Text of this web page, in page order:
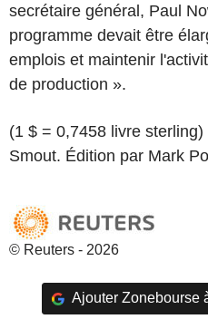
secrétaire général, Paul
programme devait être
emplois et maintenir
de production ».
(1 $ = 0,7458 livre
Smout. Édition par Mark
© Reuters - 2026
Ajouter Zonebourse